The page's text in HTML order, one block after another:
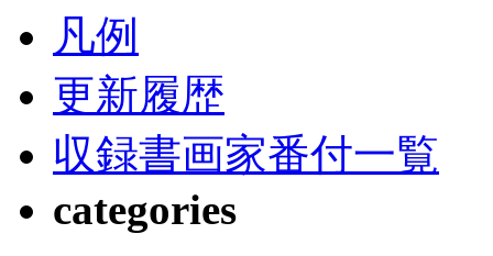
凡例
更新履歴
収録書画家番付一覧
categories